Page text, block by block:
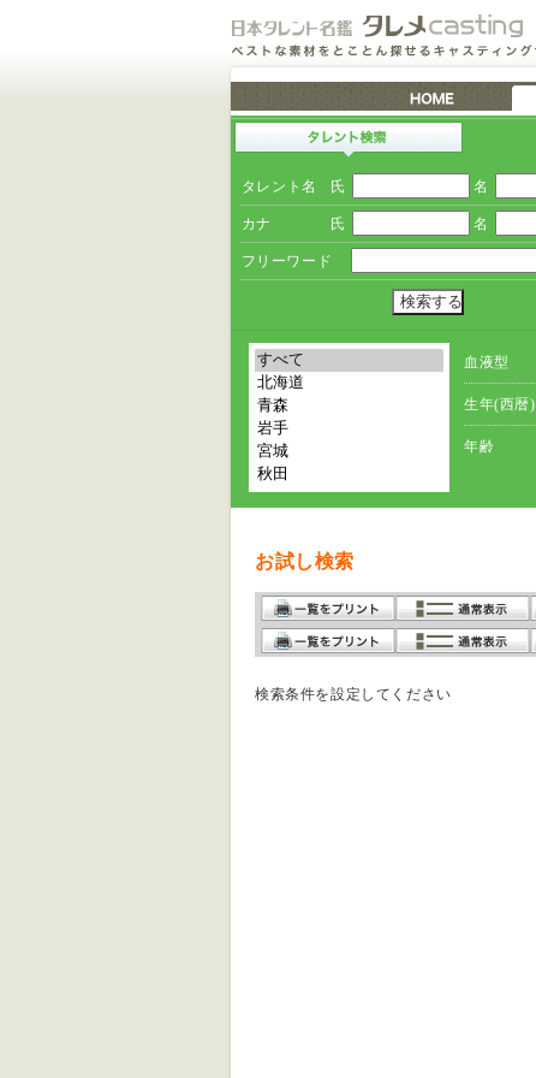
タレント名 氏 名
カナ 氏 名
フリーワード
血液型
生年(西暦)
年齢
お試し検索
検索条件を設定してください